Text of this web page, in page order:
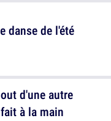
d'une autre
à la main